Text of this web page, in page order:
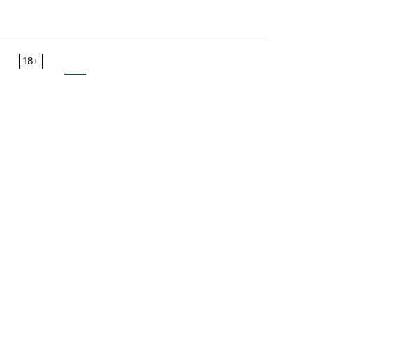
18+